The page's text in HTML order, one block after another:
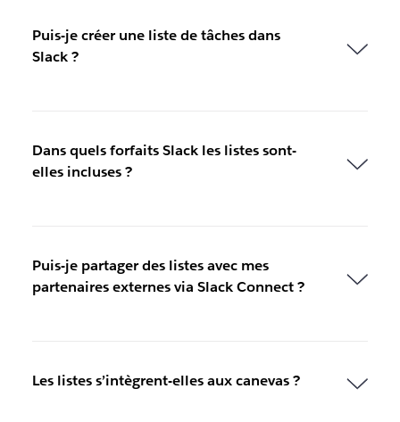
Puis-je créer une liste de tâches dans
Slack ?
Dans quels forfaits Slack les listes sont-
elles incluses ?
Puis-je partager des listes avec mes
partenaires externes via Slack Connect ?
Les listes s’intègrent-elles aux canevas ?